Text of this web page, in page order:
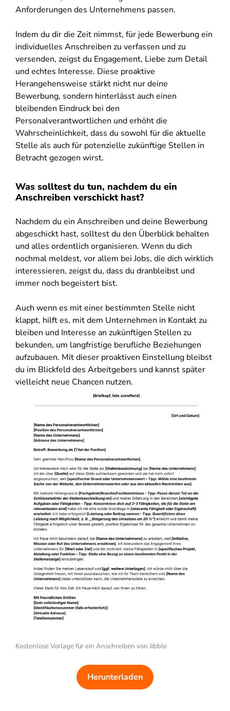
Anforderungen des Unternehmens passen.
Indem du dir die Zeit nimmst, für jede Bewerbung ein
individuelles Anschreiben zu verfassen und zu
versenden, zeigst du Engagement, Liebe zum Detail
und echtes Interesse. Diese proaktive
Herangehensweise stärkt nicht nur deine
Bewerbung, sondern hinterlässt auch einen
bleibenden Eindruck bei den
Personalverantwortlichen und erhöht die
Wahrscheinlichkeit, dass du sowohl für die aktuelle
Stelle als auch für potenzielle zukünftige Stellen in
Betracht gezogen wirst.
Was solltest du tun, nachdem du ein
Anschreiben verschickt hast?
Nachdem du ein Anschreiben und deine Bewerbung
abgeschickt hast, solltest du den Überblick behalten
und alles ordentlich organisieren. Wenn du dich
nochmal meldest, vor allem bei Jobs, die dich wirklich
interessieren, zeigst du, dass du dranbleibst und
immer noch begeistert bist.
Auch wenn es mit einer bestimmten Stelle nicht
klappt, hilft es, mit dem Unternehmen in Kontakt zu
bleiben und Interesse an zukünftigen Stellen zu
bekunden, um langfristige berufliche Beziehungen
aufzubauen. Mit dieser proaktiven Einstellung bleibst
du im Blickfeld des Arbeitgebers und kannst später
vielleicht neue Chancen nutzen.
Kostenlose Vorlage für ein Anschreiben von Jibble
Herunterladen